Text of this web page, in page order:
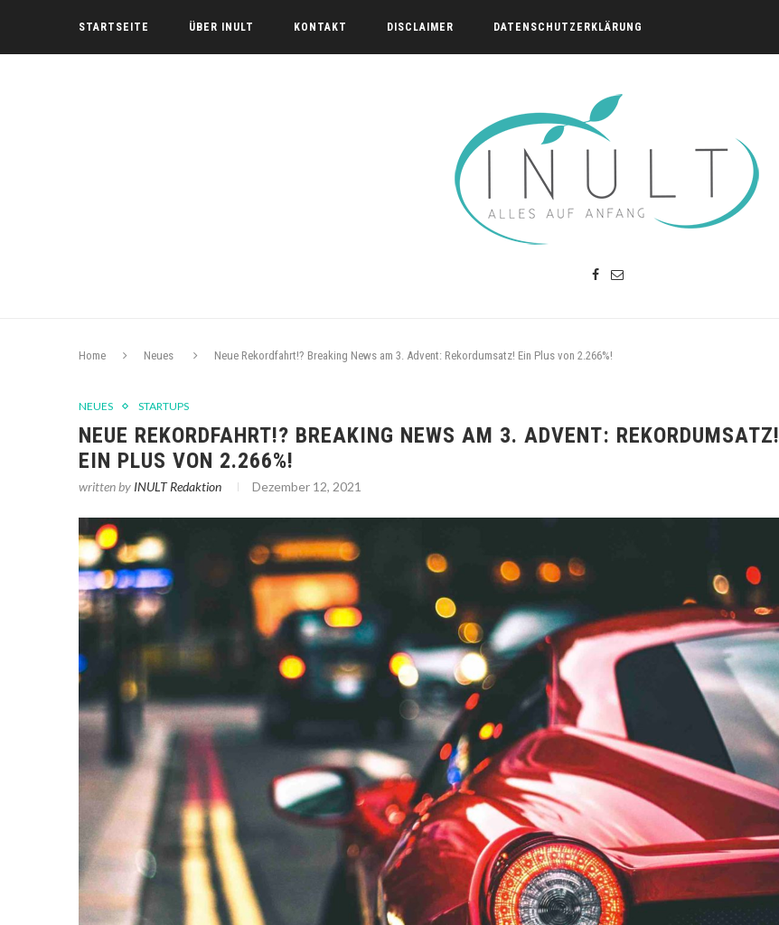
STARTSEITE ÜBER INULT KONTAKT DISCLAIMER DATENSCHUTZERKLÄRUNG
Home Neues Neue Rekordfahrt!? Breaking News am 3. Advent: Rekordumsatz! Ein Plus von 2.266%!
NEUES STARTUPS
NEUE REKORDFAHRT!? BREAKING NEWS AM 3. ADVENT: REKORDUMSATZ!
EIN PLUS VON 2.266%!
written by INULT Redaktion Dezember 12, 2021